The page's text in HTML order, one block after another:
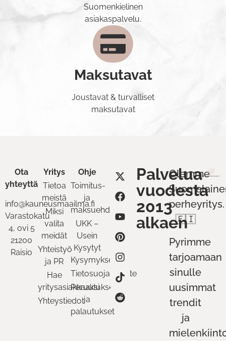
Suomenkielinen
asiakaspalvelu.
Maksutavat
Joustavat & turvalliset
maksutavat
Ota
yhteyttä
info@kauneusmaailma.fi
Varastokatu
4, ovi 5
21200
Raisio
Yritys
Tietoa
meistä
Miksi
valita
meidät
Yhteistyö
ja PR
Hae
yritysasiakkaaksi
Yhteystiedot
Ohje
Toimitus-
ja
maksuehdot
UKK –
Usein
Kysytyt
Kysymykset
Tietosuojaseloste
Peruutukset
ja
palautukset
Palvelua
vuodesta
2013
alkaen
Olemme
perheyritys.
🇫🇮
Pyrimme
tarjoamaan
sinulle
uusimmat
trendit
ja